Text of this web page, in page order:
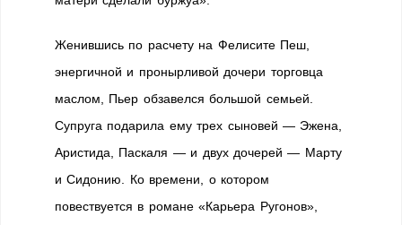
Женившись по расчету на Фелисите Пеш,
энергичной и пронырливой дочери торговца
маслом, Пьер обзавелся большой семьей.
Супруга подарила ему трех сыновей — Эжена,
Аристида, Паскаля — и двух дочерей — Марту
и Сидонию. Ко времени, о котором
повествуется в романе «Карьера Ругонов»,